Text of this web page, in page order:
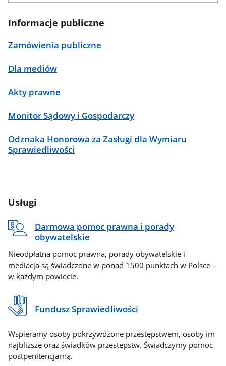
Informacje publiczne
Zamówienia publiczne
Dla mediów
Akty prawne
Monitor Sądowy i Gospodarczy
Odznaka Honorowa za Zasługi dla Wymiaru
Sprawiedliwości
Usługi
Darmowa pomoc prawna i porady
obywatelskie
Nieodpłatna pomoc prawna, porady obywatelskie i
mediacja są świadczone w ponad 1500 punktach w Polsce –
w każdym powiecie.
Fundusz Sprawiedliwości
Wspieramy osoby pokrzywdzone przestępstwem, osoby im
najbliższe oraz świadków przestępstw. Świadczymy pomoc
postpenitencjarną.